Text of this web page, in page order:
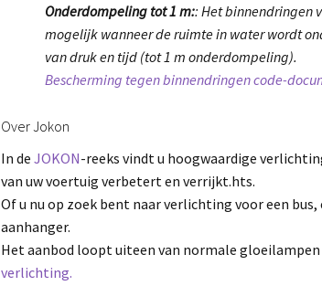
Onderdompeling tot 1 m:: Het binnendringen
mogelijk wanneer de ruimte in water wordt
van druk en tijd (tot 1 m onderdompeling).
Bescherming tegen binnendringen code-
Over Jokon
In deJOKON-reeks vindt u hoogwaardige
van uw voertuig verbetert en verrijkt.hts.
Of u nu op zoek bent naar verlichting voor een
aanhanger.
Het aanbod loopt uiteen van normale
verlichting.